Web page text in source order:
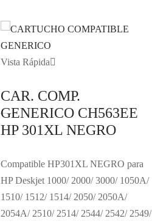
Vista Rápida
CAR. COMP.
GENERICO CH563EE
HP 301XL NEGRO
Compatible HP301XL NEGRO para
HP Deskjet 1000/ 2000/ 3000/ 1050A/
1510/ 1512/ 1514/ 2050/ 2050A/
2054A/ 2510/ 2514/ 2544/ 2542/ 2549/